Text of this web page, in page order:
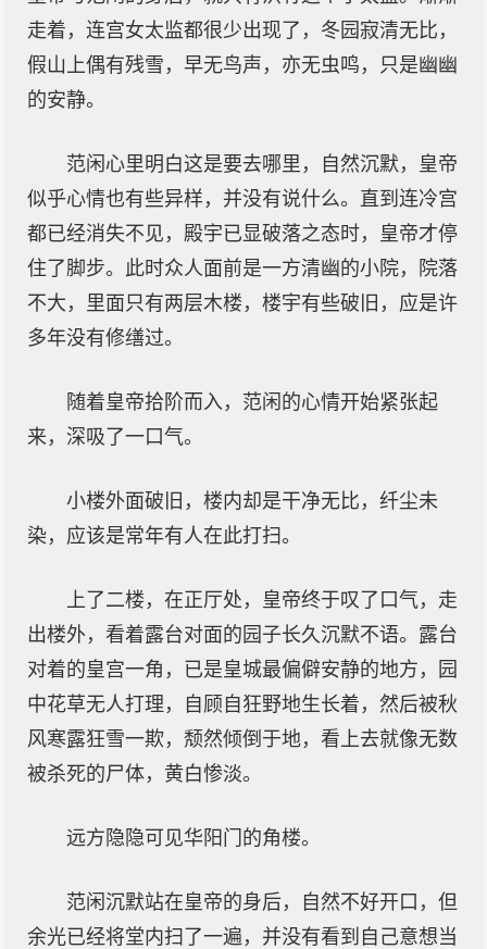
走着，连宫女太监都很少出现了，冬园寂清无比，
假山上偶有残雪，早无鸟声，亦无虫鸣，只是幽幽
的安静。
范闲心里明白这是要去哪里，自然沉默，皇帝
似乎心情也有些异样，并没有说什么。直到连冷宫
都已经消失不见，殿宇已显破落之态时，皇帝才停
住了脚步。此时众人面前是一方清幽的小院，院落
不大，里面只有两层木楼，楼宇有些破旧，应是许
多年没有修缮过。
随着皇帝拾阶而入，范闲的心情开始紧张起
来，深吸了一口气。
小楼外面破旧，楼内却是干净无比，纤尘未
染，应该是常年有人在此打扫。
上了二楼，在正厅处，皇帝终于叹了口气，走
出楼外，看着露台对面的园子长久沉默不语。露台
对着的皇宫一角，已是皇城最偏僻安静的地方，园
中花草无人打理，自顾自狂野地生长着，然后被秋
风寒露狂雪一欺，颓然倾倒于地，看上去就像无数
被杀死的尸体，黄白惨淡。
远方隐隐可见华阳门的角楼。
范闲沉默站在皇帝的身后，自然不好开口，但
余光已经将堂内扫了一遍，并没有看到自己意想当